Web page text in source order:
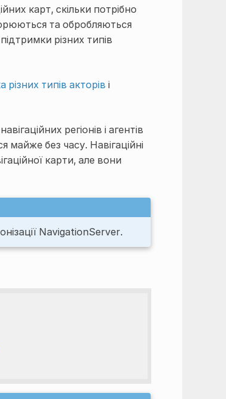
карт, скільки потрібно
та обробляються
різних типів
різних типів акторів і
регіонів і агентів
майже без часу. Навігаційні
карти, але вони
NavigationServer.